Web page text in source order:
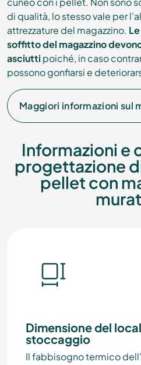
di qualità, lo stesso vale per
attrezzature del magazzino.
soffitto del magazzino
asciutti poiché, in caso
possono gonfiarsi e
Maggiori informazioni sul
Informazioni e
progettazione
pellet con
Dimensione del
stoccaggio
Il fabbisogno termico